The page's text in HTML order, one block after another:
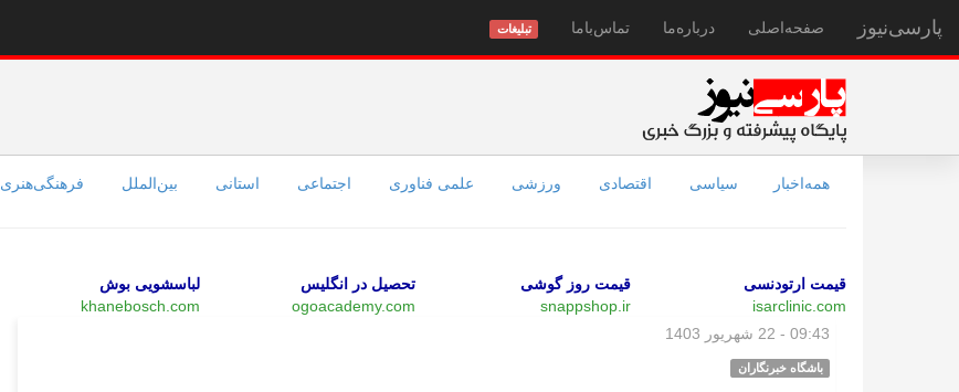
پارسی‌نیوز صفحه‌اصلی درباره‌ما تماس‌با‌ما تبلیغات
همه‌اخبار سیاسی اقتصادی ورزشی علمی فناوری اجتماعی استانی بین‌الملل فرهنگی‌هنری
قیمت ارتودنسی
isarclinic.com
قیمت روز گوشی
snappshop.ir
تحصیل در انگلیس
ogoacademy.com
لباسشویی بوش
khanebosch.com
09:43 - 22 شهریور 1403
باشگاه خبرنگاران